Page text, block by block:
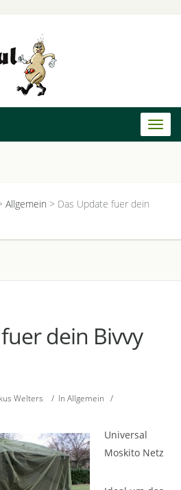
Allgemein > Das Update fuer dein
dein Bivvy
Welters / In Allgemein /
Universal
Moskito Netz